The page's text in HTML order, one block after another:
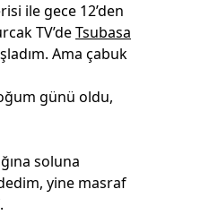
ile gece 12’den
TV’deTsubasa
Ama çabuk
günü oldu,
soluna
yine masraf